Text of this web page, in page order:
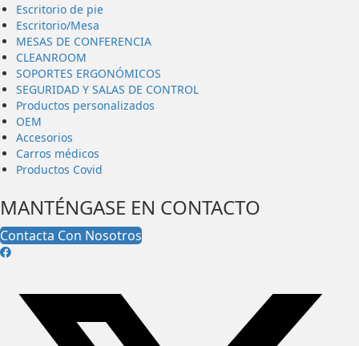
Escritorio de pie
Escritorio/Mesa
MESAS DE CONFERENCIA
CLEANROOM
SOPORTES ERGONÓMICOS
SEGURIDAD Y SALAS DE CONTROL
Productos personalizados
OEM
Accesorios
Carros médicos
Productos Covid
MANTÉNGASE EN CONTACTO
Contacta Con Nosotros